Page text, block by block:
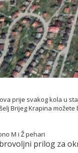
prije svakog kola u
Brijeg Krapina
M i Ž pehari
prilog za